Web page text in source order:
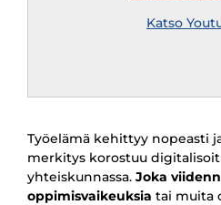
Katso
Työelämä kehittyy nopeasti
merkitys korostuu
yhteiskunnassa. Joka
oppimisvaikeuksia tai muita